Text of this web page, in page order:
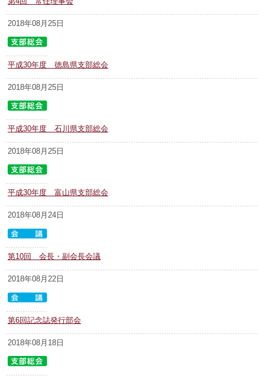
2018年08月25日
平成30年度 徳島県支部総会
2018年08月25日
平成30年度 石川県支部総会
2018年08月25日
平成30年度 富山県支部総会
2018年08月24日
第10回 会長・副会長会議
2018年08月22日
第6回記念誌発行部会
2018年08月18日